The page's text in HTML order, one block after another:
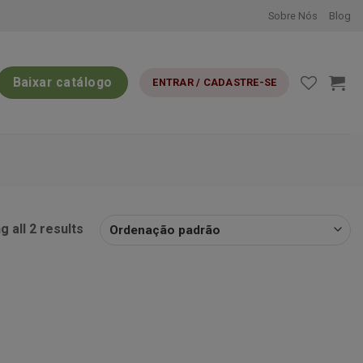
Sobre Nós Blog
Baixar catálogo ENTRAR / CADASTRE-SE
all 2 results